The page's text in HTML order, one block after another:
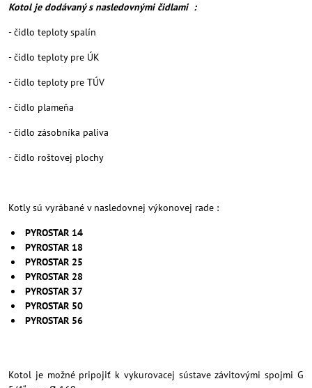
Kotol je dodávaný s nasledovnými čidlami :
- čidlo teploty spalín
- čidlo teploty pre ÚK
- čidlo teploty pre TÚV
- čidlo plameňa
- čidlo zásobníka paliva
- čidlo roštovej plochy
Kotly sú vyrábané v nasledovnej výkonovej rade :
PYROSTAR 14
PYROSTAR 18
PYROSTAR 25
PYROSTAR 28
PYROSTAR 37
PYROSTAR 50
PYROSTAR 56
Kotol je možné pripojiť k vykurovacej sústave závitovými spojmi G